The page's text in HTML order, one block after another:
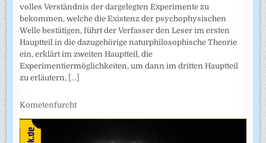
volles Verständnis der dargelegten Experimente zu
bekommen, welche die Existenz der psychophysischen
Welle bestätigen, führt der Verfasser den Leser im ersten
Hauptteil in die dazugehörige naturphilosophische Theorie
ein, erklärt im zweiten Hauptteil, die
Experimentiermöglichkeiten, um dann im dritten Hauptteil
zu erläutern, [...]
Kometenfurcht